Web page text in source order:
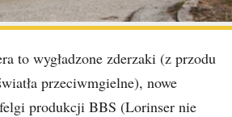
to wygładzone zderzaki (z przodu
przeciwmgielne), nowe
produkcji BBS (Lorinser nie